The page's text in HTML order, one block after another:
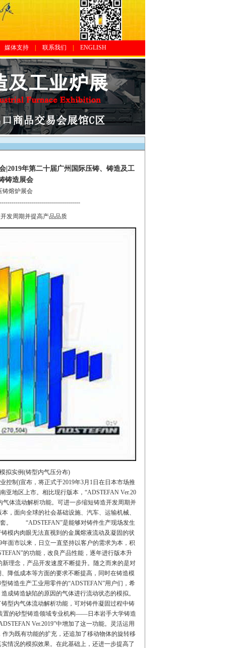
媒体支持| 联系我们 ENGLISH
|2019年第二十届广州国际压铸、铸造及工
铸造展会
铸熔炉展会
发周期并提高产品品质
拟实例(铸型内气压分布)
制)宣布，将正式于2019年3月1日在日本市场推
亚地区上市。相比现行版本，“ADSTEFAN Ver.20
体流动解析功能。可进一步缩短铸造开发周期并
，面向全球的社会基础设施、汽车、运输机械、
。
“ADSTEFAN”是能够对铸件生产现场发生
模内肉眼无法直视到的金属熔液流动及凝固的状
面市以来，日立一直坚持以客户的需求为本，积
的功能，改良产品性能，逐年进行版本升
理念，产品开发速度不断提升。随之而来的是对
降低成本等方面的要求不断提高，同时在铸造模
铸造生产工业用零件的“ADSTEFAN”用户们，希
成铸造缺陷的原因的气体进行流动状态的模拟。
型内气体流动解析功能，可对铸件凝固过程中铸
置的砂型铸造领域专业机构——日本岩手大学铸造
Ver.2019”中增加了这一功能。灵活运用
既有功能的扩充，还追加了移动物体的旋转移
情况的模拟效果。在此基础上，还进一步提高了